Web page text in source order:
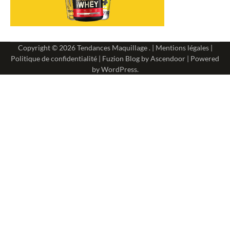
Copyright © 2026Tendances Maquillage. | Mentions légales|
Politique de confidentialité | Fuzion Blog byAscendoor | Powered
byWordPress.